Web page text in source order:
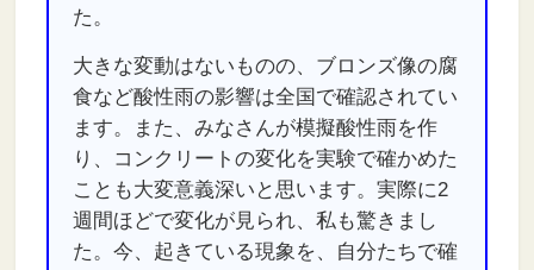
た。
大きな変動はないものの、ブロンズ像の腐
食など酸性雨の影響は全国で確認されてい
ます。また、みなさんが模擬酸性雨を作
り、コンクリートの変化を実験で確かめた
ことも大変意義深いと思います。実際に2
週間ほどで変化が見られ、私も驚きまし
た。今、起きている現象を、自分たちで確